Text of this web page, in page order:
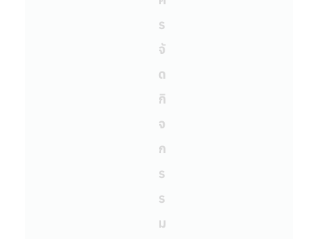
ร
จั
ด
กิ
จ
ก
ร
ร
ม